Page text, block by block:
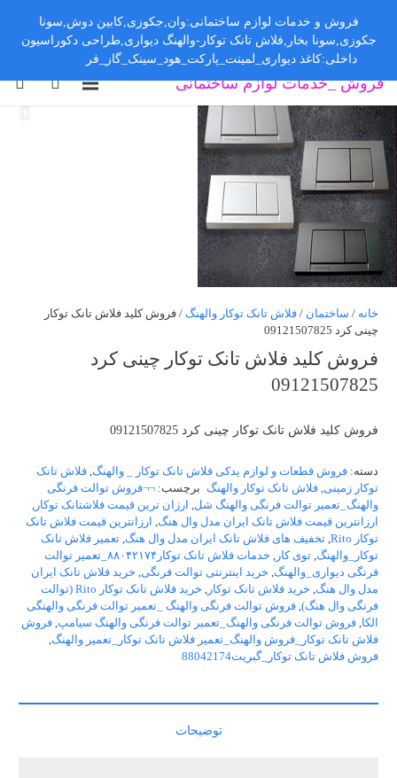
فروش _خدمات لوازم ساختمانی
خانه / ساختمان / فلاش تانک توکار والهنگ / فروش کلید فلاش تانک توکار
چینی کرد 09121507825
فروش کلید فلاش تانک توکار چینی کرد
09121507825
فروش کلید فلاش تانک توکار چینی کرد 09121507825
دسته: فروش قطعات و لوازم یدکی فلاش تانک توکار _ والهنگ, فلاش تانک
توکار زمینی, فلاش تانک توکار والهنگ برچسب:¬¬فروش توالت فرنگی
والهنگ_تعمیر توالت فرنگی والهنگ شل, ارزان ترین قیمت فلاشتانک توکار ,
ارزانترین قیمت فلاش تانک ایران مدل وال هنگ, ارزانترین قیمت فلاش تانک
توکار Rito
, تخفیف های فلاش تانک ایران مدل وال هنگ, تعمیر فلاش تانک
توکار_والهنگ, توی کار ,
خدمات فلاش تانک توکار۸۸۰۴۲۱۷۴_تعمیر توالت
فرنگی دیواری_والهنگ, خرید اینترنتی توالت فرنگی, خرید فلاش تانک ایران
مدل وال هنگ, خرید فلاش تانک توکار ,
خرید فلاش تانک توکار Rito (توالت
فرنگی وال هنگ), فروش توالت فرنگی والهنگ _تعمیر توالت فرنگی والهنگی
الکا, فروش توالت فرنگی والهنگ_تعمیر توالت فرنگی والهنگ سیامپ, فروش
فلاش تانک توکار_فروش والهنگ_تعمیر فلاش تانک توکار_تعمیر والهنگ,
فروش فلاش تانک توکار_گبریت88042174
توضیحات
فروش و خدمات لوازم ساختمانی:وان,جکوزی,کابین دوش,سونا
جکوزی,سونا بخار,فلاش تانک توکار-والهنگ دیواری,طراحی دکوراسیون
داخلی:کاغذ دیواری_لمینت_پارکت_هود_سینک_گاز_فر